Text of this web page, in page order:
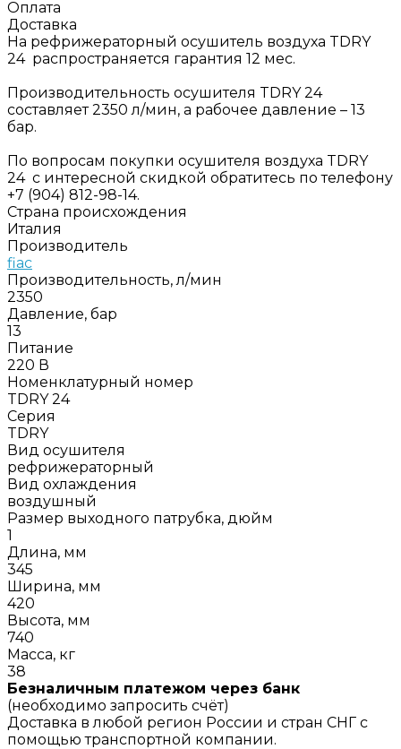
Оплата
Доставка
На рефрижераторный осушитель воздуха TDRY
24 распространяется гарантия 12 мес.
Производительность осушителя TDRY 24
составляет 2350 л/мин, а рабочее давление – 13
бар.
По вопросам покупки осушителя воздуха TDRY
24 с интересной скидкой обратитесь по телефону
+7 (904) 812-98-14.
Страна происхождения
Италия
Производитель
fiac
Производительность, л/мин
2350
Давление, бар
13
Питание
220 В
Номенклатурный номер
TDRY 24
Серия
TDRY
Вид осушителя
рефрижераторный
Вид охлаждения
воздушный
Размер выходного патрубка, дюйм
1
Длина, мм
345
Ширина, мм
420
Высота, мм
740
Масса, кг
38
Безналичным платежом через банк
(необходимо запросить счёт)
Доставка в любой регион России и стран СНГ с
помощью транспортной компании.